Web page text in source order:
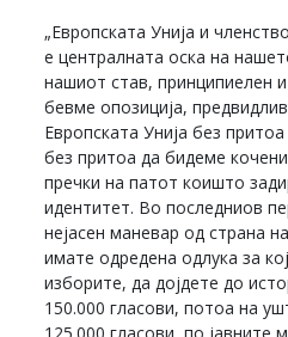
„Европската Унија и
е централната оска на
нашиот став, принципиелен
бевме опозиција,
Европската Унија без
без притоа да бидеме
пречки на патот коишто
идентитет. Во последниов
нејасен маневар од страна
имате одредена одлука за
изборите, да дојдете до
150.000 гласови, потоа на